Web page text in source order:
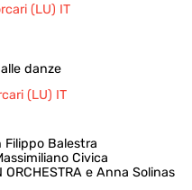
(LU) IT
danze
(LU) IT
Filippo Balestra
Civica
ORCHESTRA e Anna Solinas